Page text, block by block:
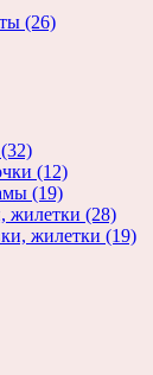
(26)
(12)
(19)
жилетки (28)
жилетки (19)